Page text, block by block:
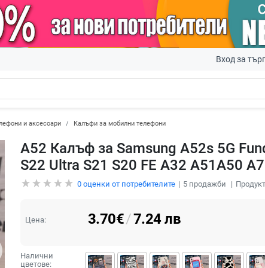
Вход за
и аксесоари Калъфи за мобилни телефони
A52 Калъф за Samsung A52s 5G
S22 Ultra S21 S20 FE A32 A51A50
0оценки от потребителите 5продажби
Цена: 3.70€/7.24лв
Налични
цветове: